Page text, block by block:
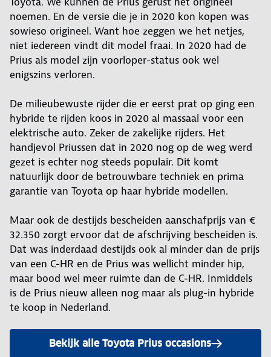
noemen. En de versie die je in 2020 kon kopen was
sowieso origineel. Want hoe zeggen we het netjes,
niet iedereen vindt dit model fraai. In 2020 had de
Prius als model zijn voorloper-status ook wel
enigszins verloren.
De milieubewuste rijder die er eerst prat op ging een
hybride te rijden koos in 2020 al massaal voor een
elektrische auto. Zeker de zakelijke rijders. Het
handjevol Priussen dat in 2020 nog op de weg werd
gezet is echter nog steeds populair. Dit komt
natuurlijk door de betrouwbare techniek en prima
garantie van Toyota op haar hybride modellen.
Maar ook de destijds bescheiden aanschafprijs van €
32.350 zorgt ervoor dat de afschrijving bescheiden is.
Dat was inderdaad destijds ook al minder dan de prijs
van een C-HR en de Prius was wellicht minder hip,
maar bood wel meer ruimte dan de C-HR. Inmiddels
is de Prius nieuw alleen nog maar als plug-in hybride
te koop in Nederland.
Bekijk alle Toyota Prius occasions